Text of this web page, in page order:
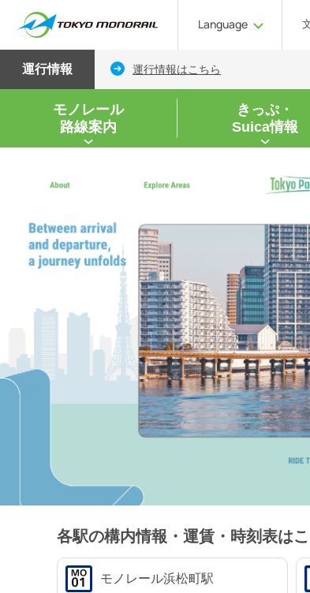
Language
運行情報 運行情報はこちら
モノレール
路線案内
きっぷ・
Suica情報
各駅の構内情報・運賃・時刻表は
モノレール浜松町駅